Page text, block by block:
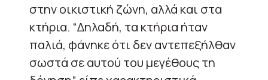
στην οικιστική ζώνη, αλλά και στα
κτήρια. “Δηλαδή, τα κτήρια ήταν
παλιά, φάνηκε ότι δεν αντεπεξήλθαν
σωστά σε αυτού του μεγέθους τη